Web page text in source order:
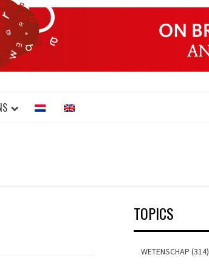
WONDERS
TOPICS
WETENSCHAP (314)